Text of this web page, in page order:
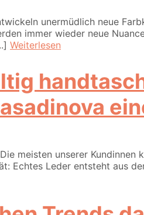
unermüdlich neue
immer wieder neue
Weiterlesen
meisten unserer Kundinnen
Echtes Leder entsteht aus